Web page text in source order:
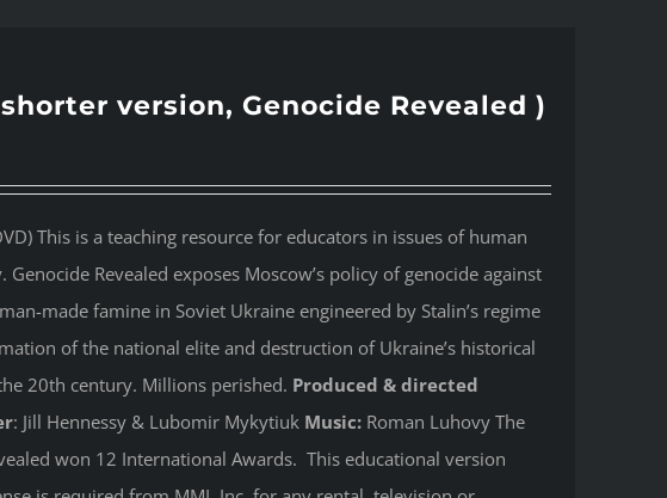
version, Genocide Revealed )
This is a teaching resource for educators in issues of human
Revealed exposes Moscow’s policy of genocide against
made famine in Soviet Ukraine engineered by Stalin’s regime
of the national elite and destruction of Ukraine’s historical
20th century. Millions perished. Produced & directed
: Jill Hennessy & Lubomir Mykytiuk Music:Roman Luhovy The
won 12 International Awards. This educational version